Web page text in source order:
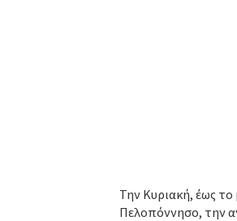
Την Κυριακή, έως
Πελοπόννησο, την